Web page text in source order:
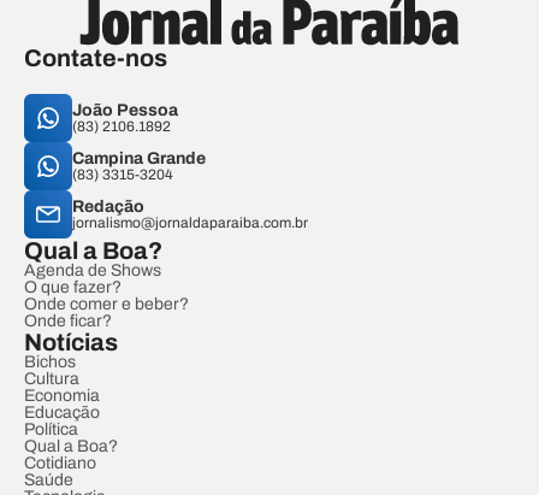
Contate-nos
João Pessoa
(83) 2106.1892
Campina Grande
(83) 3315-3204
Redação
jornalismo@jornaldaparaiba.com.br
Qual a Boa?
Agenda de Shows
O que fazer?
Onde comer e beber?
Onde ficar?
Notícias
Bichos
Cultura
Economia
Educação
Política
Qual a Boa?
Cotidiano
Saúde